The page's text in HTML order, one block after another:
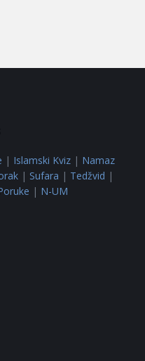
| Islamski Kviz | Namaz
| Sufara | Tedžvid |
| N-UM